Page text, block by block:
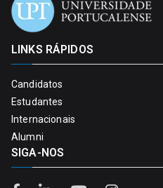
LINKS RÁPIDOS
Candidatos
Estudantes
Internacionais
Alumni
SIGA-NOS